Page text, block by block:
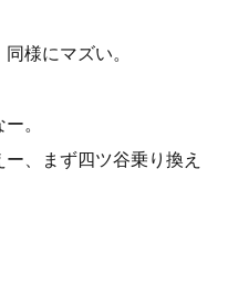
様にマズい。
。
、まず四ツ谷乗り換え